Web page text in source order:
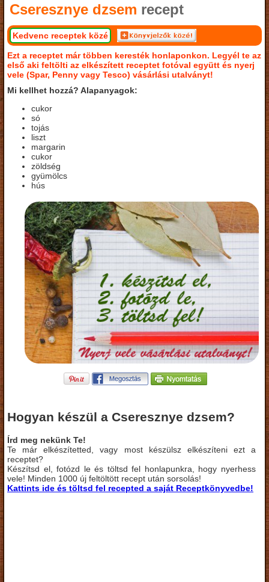
Cseresznye dzsem recept
Kedvenc receptek közé
Ezt a receptet már többen keresték honlaponkon. Legyél te az
első aki feltölti az elkészített receptet fotóval együtt és nyerj
vele (Spar, Penny vagy Tesco) vásárlási utalványt!
Mi kellhet hozzá? Alapanyagok:
cukor
só
tojás
liszt
margarin
cukor
zöldség
gyümölcs
hús
Hogyan készül a Cseresznye dzsem?
Írd meg nekünk Te!
Te már elkészítetted, vagy most készülsz elkészíteni ezt a
receptet?
Készítsd el, fotózd le és töltsd fel honlapunkra, hogy nyerhess
vele! Minden 1000 új feltöltött recept után sorsolás!
Kattints ide és töltsd fel recepted a saját Receptkönyvedbe!